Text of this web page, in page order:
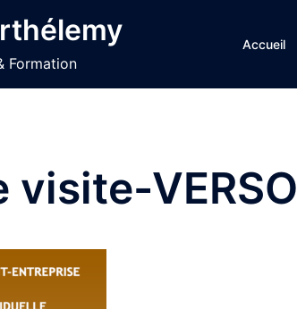
Formation
Accueil
visite-VERSO